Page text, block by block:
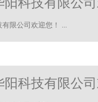
限公司欢迎您！ ...
阳科技有限公